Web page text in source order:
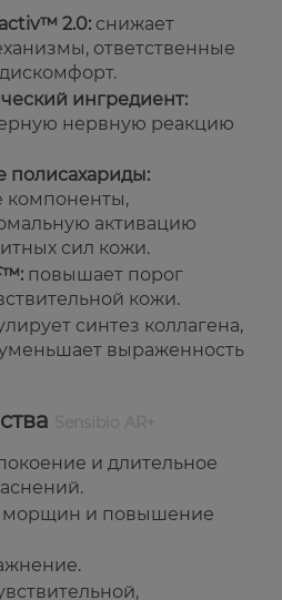
2.0: снижает
ответственные
ингредиент:
нервную реакцию
полисахариды:
компоненты,
активацию
сил кожи.
повышает порог
кожи.
синтез коллагена,
выраженность
и длительное
морщин и повышение